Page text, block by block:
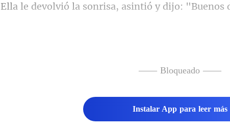
sonrisa, asintió y d
—— Bloqueado ——
Instalar App para leer más